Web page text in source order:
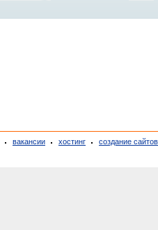
вакансии хостинг создание сайтов